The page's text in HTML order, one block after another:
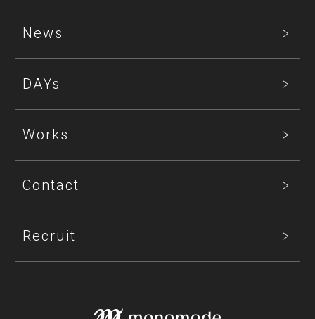
News
DAYs
Works
Contact
Recruit